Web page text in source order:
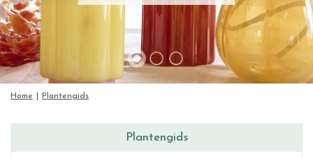
t
e
n
t
Home Plantengids
Plantengids